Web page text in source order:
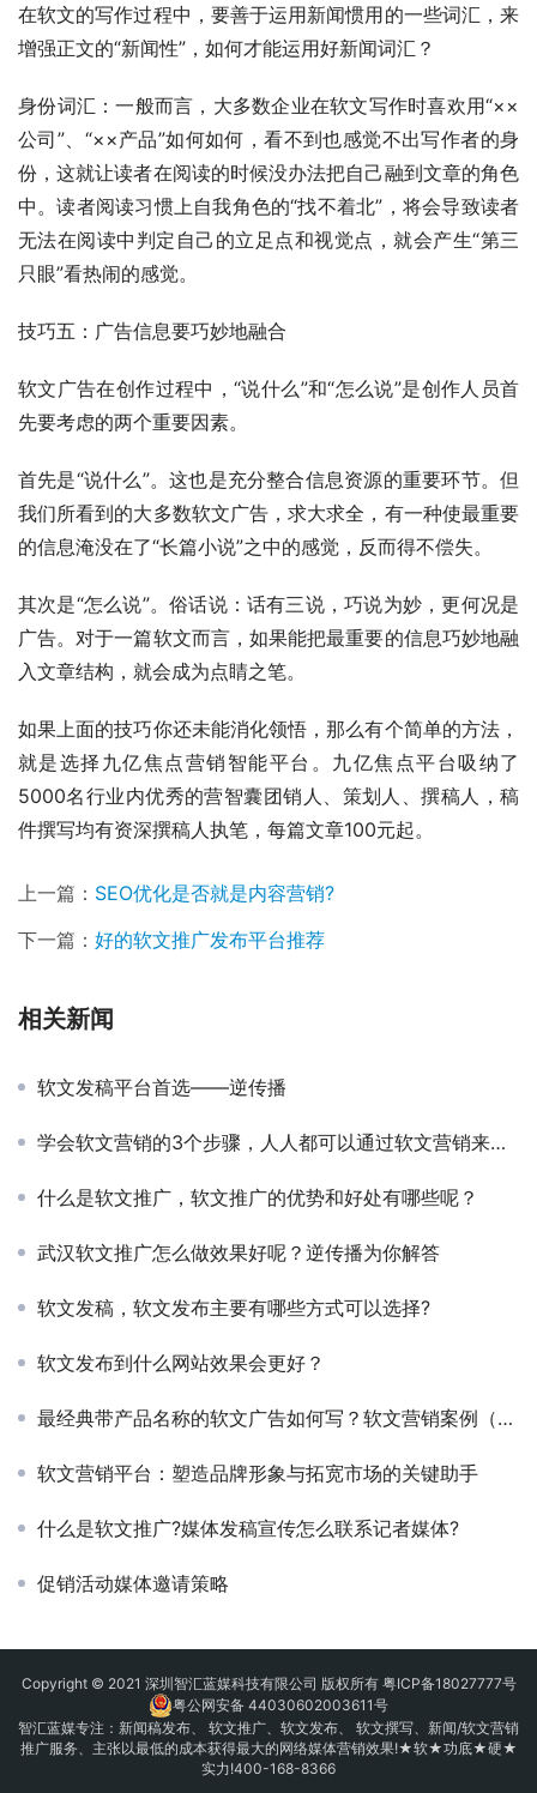
在软文的写作过程中，要善于运用新闻惯用的一些词汇，来
增强正文的“新闻性”，如何才能运用好新闻词汇？
身份词汇：一般而言，大多数企业在软文写作时喜欢用“××
公司”、“××产品”如何如何，看不到也感觉不出写作者的身
份，这就让读者在阅读的时候没办法把自己融到文章的角色
中。读者阅读习惯上自我角色的“找不着北”，将会导致读者
无法在阅读中判定自己的立足点和视觉点，就会产生“第三
只眼”看热闹的感觉。
技巧五：广告信息要巧妙地融合
软文广告在创作过程中，“说什么”和“怎么说”是创作人员首
先要考虑的两个重要因素。
首先是“说什么”。这也是充分整合信息资源的重要环节。但
我们所看到的大多数软文广告，求大求全，有一种使最重要
的信息淹没在了“长篇小说”之中的感觉，反而得不偿失。
其次是“怎么说”。俗话说：话有三说，巧说为妙，更何况是
广告。对于一篇软文而言，如果能把最重要的信息巧妙地融
入文章结构，就会成为点睛之笔。
如果上面的技巧你还未能消化领悟，那么有个简单的方法，
就是选择九亿焦点营销智能平台。九亿焦点平台吸纳了
5000名行业内优秀的营智囊团销人、策划人、撰稿人，稿
件撰写均有资深撰稿人执笔，每篇文章100元起。
上一篇： SEO优化是否就是内容营销?
下一篇： 好的软文推广发布平台推荐
相关新闻
软文发稿平台首选——逆传播
学会软文营销的3个步骤，人人都可以通过软文营销来赚钱
什么是软文推广，软文推广的优势和好处有哪些呢？
武汉软文推广怎么做效果好呢？逆传播为你解答
软文发稿，软文发布主要有哪些方式可以选择?
软文发布到什么网站效果会更好？
最经典带产品名称的软文广告如何写？软文营销案例（范例）
软文营销平台：塑造品牌形象与拓宽市场的关键助手
什么是软文推广?媒体发稿宣传怎么联系记者媒体?
促销活动媒体邀请策略
Copyright © 2021 深圳智汇蓝媒科技有限公司 版权所有 粤ICP备18027777号
粤公网安备 44030602003611号
智汇蓝媒专注： 新闻稿发布、 软文推广、 软文发布、 软文撰写、新闻/软文营销
推广服务、主张以最低的成本获得最大的网络媒体营销效果!★软★功底★硬★
实力!400-168-8366